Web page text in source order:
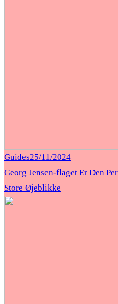
Guides25/11/2024
Georg Jensen-flaget Er Den
Store Øjeblikke